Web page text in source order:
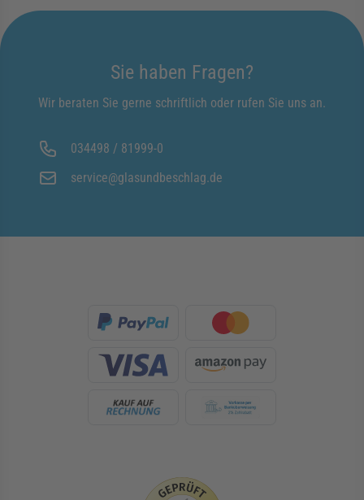
Sie haben Fragen?
Wir beraten Sie gerne schriftlich oder rufen Sie uns an.
034498 / 81999-0
service@glasundbeschlag.de